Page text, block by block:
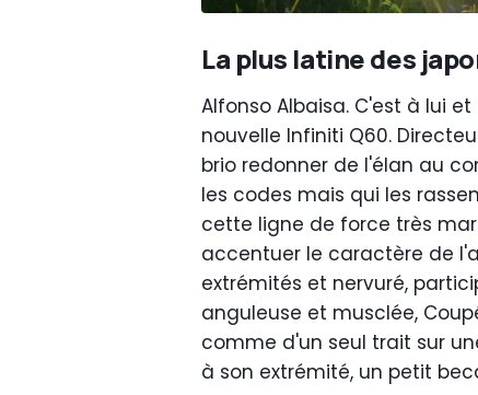
La plus latine des
Alfonso Albaisa. C'est à lui
nouvelle Infiniti Q60.
brio redonner de l'élan au
les codes mais qui les
cette ligne de force très
accentuer le caractère de
extrémités et nervuré,
anguleuse et musclée,
comme d'un seul trait sur
à son extrémité, un petit